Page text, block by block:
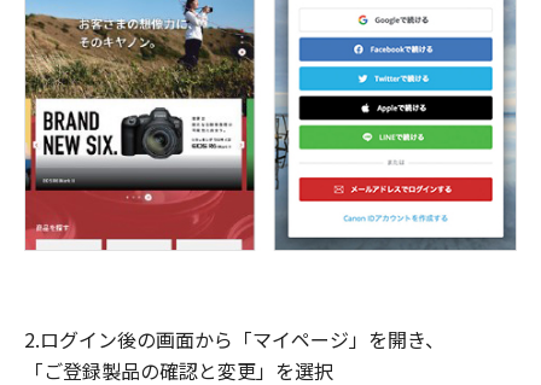
2.ログイン後の画面から「マイページ」を開き、
「ご登録製品の確認と変更」を選択